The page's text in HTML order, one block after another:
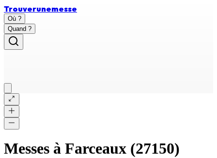
Trouverunemesse
Où ?
Quand ?
Messes à Farceaux (27150)